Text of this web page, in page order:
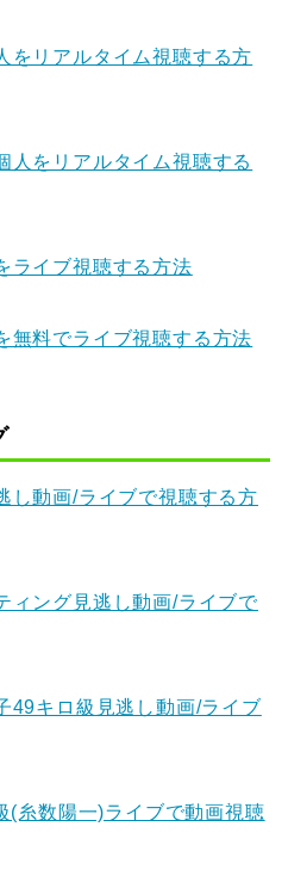
をリアルタイム視聴する方
人をリアルタイム視聴する
ライブ視聴する方法
無料でライブ視聴する方法
し動画/ライブで視聴する方
ィング見逃し動画/ライブで
49キロ級見逃し動画/ライブ
(糸数陽一)ライブで動画視聴